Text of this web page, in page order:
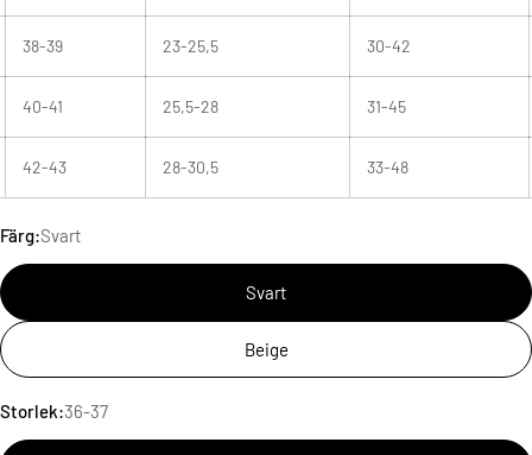
38-39 23-25,5 30-42
40-41 25,5-28 31-45
42-43 28-30,5 33-48
Färg:Svart
Svart
Beige
Storlek:36-37